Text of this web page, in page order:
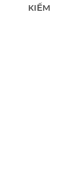
KIẾM